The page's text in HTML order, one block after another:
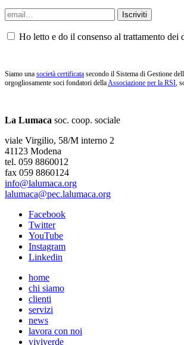
Ho letto e do il consenso al trattamento
Siamo una società certificata secondo il Sistema di Gestione
orgogliosamente soci fondatori dellaAssociazione per la RSI,
La Lumaca soc. coop. sociale
viale Virgilio, 58/M interno 2
41123 Modena
tel. 059 8860012
fax 059 8860124
info@lalumaca.org
lalumaca@pec.lalumaca.org
Facebook
Twitter
YouTube
Instagram
Linkedin
home
chi siamo
clienti
servizi
news
lavora con noi
viviverde